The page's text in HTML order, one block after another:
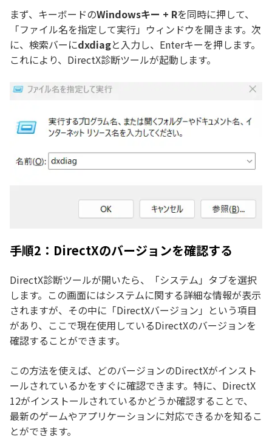
まず、キーボードのWindowsキー + Rを同時に押して、
「ファイル名を指定して実行」ウィンドウを開きます。次
に、検索バーにdxdiagと入力し、Enterキーを押します。
これにより、DirectX診断ツールが起動します。
手順2：DirectXのバージョンを確認する
DirectX診断ツールが開いたら、「システム」タブを選択
します。この画面にはシステムに関する詳細な情報が表示
されますが、その中に「DirectXバージョン」という項目
があり、ここで現在使用しているDirectXのバージョンを
確認することができます。
この方法を使えば、どのバージョンのDirectXがインスト
ールされているかをすぐに確認できます。特に、DirectX
12がインストールされているかどうか確認することで、
最新のゲームやアプリケーションに対応できるかを知るこ
とができます。